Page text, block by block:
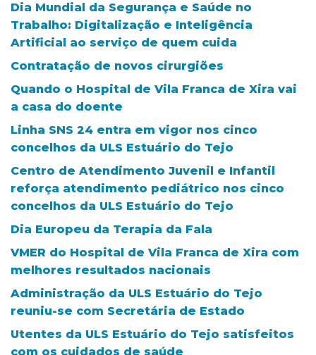
Dia Mundial da Segurança e Saúde no
Trabalho: Digitalização e Inteligência
Artificial ao serviço de quem cuida
Contratação de novos cirurgiões
Quando o Hospital de Vila Franca de Xira vai
a casa do doente
Linha SNS 24 entra em vigor nos cinco
concelhos da ULS Estuário do Tejo
Centro de Atendimento Juvenil e Infantil
reforça atendimento pediátrico nos cinco
concelhos da ULS Estuário do Tejo
Dia Europeu da Terapia da Fala
VMER do Hospital de Vila Franca de Xira com
melhores resultados nacionais
Administração da ULS Estuário do Tejo
reuniu-se com Secretária de Estado
Utentes da ULS Estuário do Tejo satisfeitos
com os cuidados de saúde